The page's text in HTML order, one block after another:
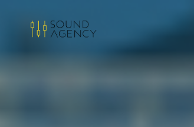
Sound
Agency